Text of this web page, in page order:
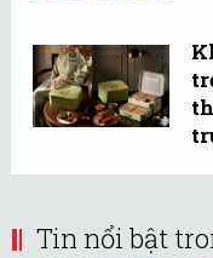
Tin nổi bật